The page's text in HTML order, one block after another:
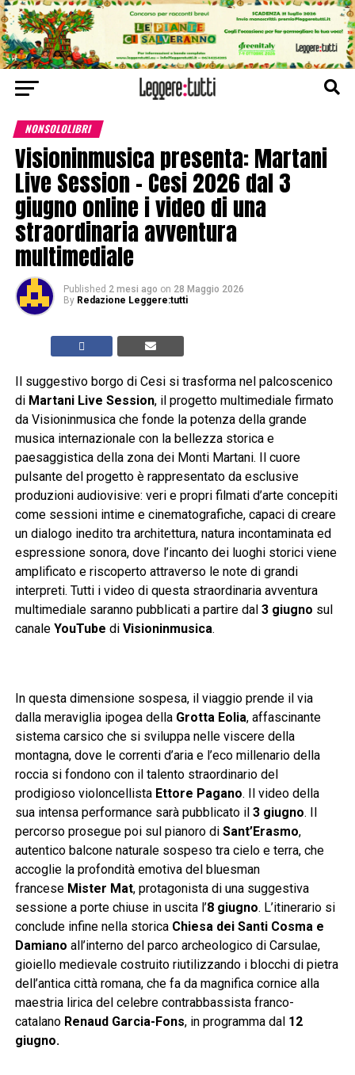
NONSOLOLIBRI
Visioninmusica presenta: Martani
Live Session – Cesi 2026 dal 3
giugno online i video di una
straordinaria avventura
multimediale
Published 2 mesi ago on 28 Maggio 2026
By Redazione Leggere:tutti
Il suggestivo borgo di Cesi si trasforma nel palcoscenico
di Martani Live Session, il progetto multimediale firmato
da Visioninmusica che fonde la potenza della grande
musica internazionale con la bellezza storica e
paesaggistica della zona dei Monti Martani. Il cuore
pulsante del progetto è rappresentato da esclusive
produzioni audiovisive: veri e propri filmati d’arte concepiti
come sessioni intime e cinematografiche, capaci di creare
un dialogo inedito tra architettura, natura incontaminata ed
espressione sonora, dove l’incanto dei luoghi storici viene
amplificato e riscoperto attraverso le note di grandi
interpreti. Tutti i video di questa straordinaria avventura
multimediale saranno pubblicati a partire dal 3 giugno sul
canale YouTube di Visioninmusica.
In questa dimensione sospesa, il viaggio prende il via
dalla meraviglia ipogea della Grotta Eolia, affascinante
sistema carsico che si sviluppa nelle viscere della
montagna, dove le correnti d’aria e l’eco millenario della
roccia si fondono con il talento straordinario del
prodigioso violoncellista Ettore Pagano. Il video della
sua intensa performance sarà pubblicato il 3 giugno. Il
percorso prosegue poi sul pianoro di Sant’Erasmo,
autentico balcone naturale sospeso tra cielo e terra, che
accoglie la profondità emotiva del bluesman
francese Mister Mat, protagonista di una suggestiva
sessione a porte chiuse in uscita l’8 giugno. L’itinerario si
conclude infine nella storica Chiesa dei Santi Cosma e
Damiano all’interno del parco archeologico di Carsulae,
gioiello medievale costruito riutilizzando i blocchi di pietra
dell’antica città romana, che fa da magnifica cornice alla
maestria lirica del celebre contrabbassista franco-
catalano Renaud Garcia-Fons, in programma dal 12
giugno.